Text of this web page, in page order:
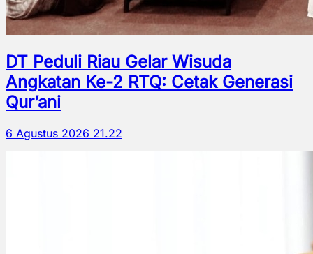
DT Peduli Riau Gelar Wisuda
Angkatan Ke-2 RTQ: Cetak Generasi
Qur’ani
6 Agustus 2026 21.22